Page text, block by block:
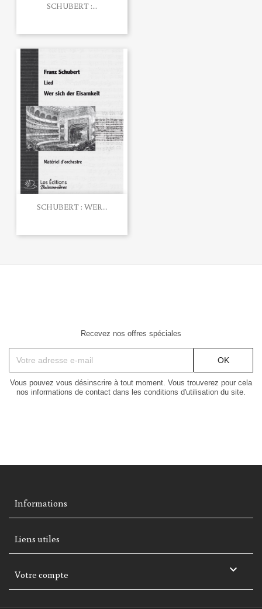
SCHUBERT :...
SCHUBERT : WER...
Recevez nos offres spéciales
Vous pouvez vous désinscrire à tout moment. Vous trouverez pour cela
nos informations de contact dans les conditions d'utilisation du site.
Informations
Liens utiles
Votre compte 